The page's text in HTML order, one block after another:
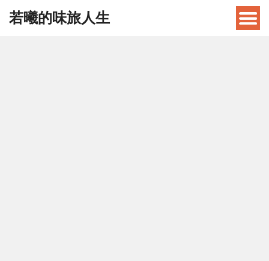
若曦的味旅人生